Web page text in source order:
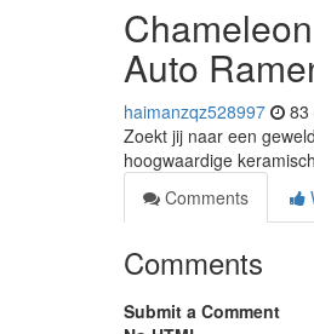
Auto
haimanzqz528997 83
Zoekt jij naar een
hoogwaardige
Comments
Comments
Submit a Comment